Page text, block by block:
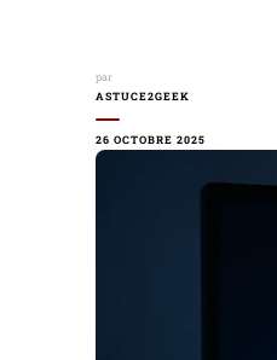
par
ASTUCE2GEEK
26 OCTOBRE 2025